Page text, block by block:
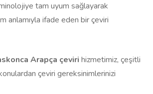
tam uyum sağlayarak
anlamıyla ifade eden bir çeviri
Arapça çeviri hizmetimiz, çeşitli
çeviri gereksinimlerinizi